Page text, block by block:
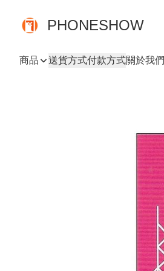
PHONESHOW
商品 送貨方式付款方式關於我們